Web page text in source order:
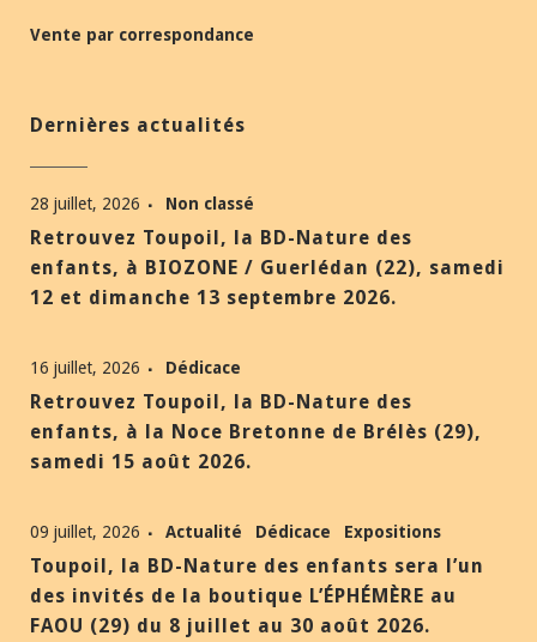
Vente par correspondance
Dernières actualités
28 juillet, 2026 Non classé
Retrouvez Toupoil, la BD-Nature des
enfants, à BIOZONE / Guerlédan (22), samedi
12 et dimanche 13 septembre 2026.
16 juillet, 2026 Dédicace
Retrouvez Toupoil, la BD-Nature des
enfants, à la Noce Bretonne de Brélès (29),
samedi 15 août 2026.
09 juillet, 2026 Actualité Dédicace Expositions
Toupoil, la BD-Nature des enfants sera l’un
des invités de la boutique L’ÉPHÉMÈRE au
FAOU (29) du 8 juillet au 30 août 2026.